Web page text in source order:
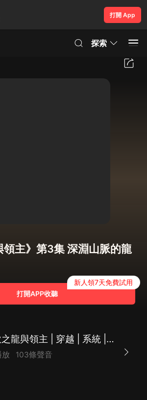
打開 App
探索
領主》第3集 深淵山脈的龍
打開APP收聽
新人領7天免費試用
騎砍之龍與領主 | 穿越 | 系統 | 開掛 | 多人有聲劇
103條聲音